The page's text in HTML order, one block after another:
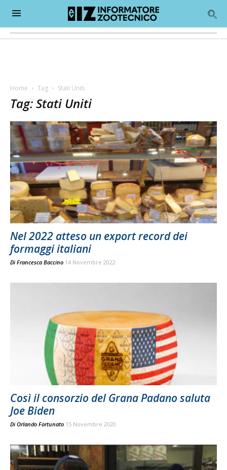
Home Tag Stati Uniti
Tag: Stati Uniti
Nel 2022 atteso un export record dei
formaggi italiani
Di Francesca Baccino 14 Novembre 2022
Così il consorzio del Grana Padano saluta
Joe Biden
Di Orlando Fortunato 15 Novembre 2020